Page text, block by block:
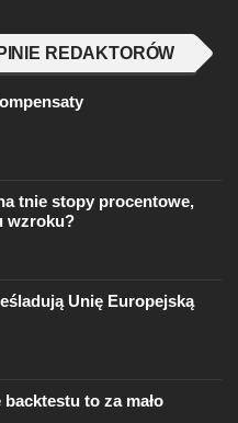
REDAKTORÓW
tnie stopy procentowe,
wzroku?
Unię Europejską
to za mało